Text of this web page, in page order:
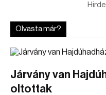
Olvasta már?
Járvány van
oltottak